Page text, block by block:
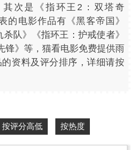
其次是《指环王2：双塔奇
的电影作品有《黑客帝国》
杀队》《指环王：护戒使者》
锋》等，猫看电影免费提供雨
资料及评分排序，详细请按
按评分高低 按热度